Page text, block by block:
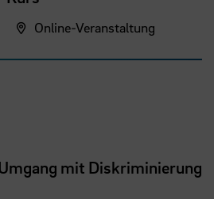
Online-Veranstaltung
mit Diskriminierung